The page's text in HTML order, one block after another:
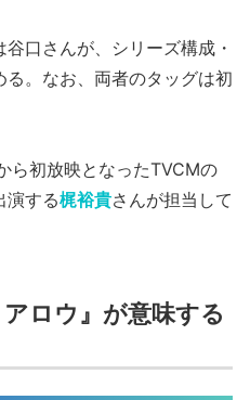
谷口さんが、シリーズ構成・
。なお、両者のタッグは初
ら初放映となったTVCMの
演する梶裕貴さんが担当して
ロウ』が意味する